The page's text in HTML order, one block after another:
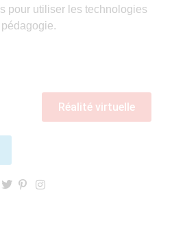
pour utiliser les technologies
Réalité virtuelle